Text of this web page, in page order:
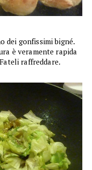
dei gonfissimi bigné.
è veramente rapida
raffreddare.